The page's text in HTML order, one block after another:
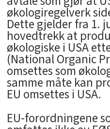
økologiregelverk
Dette gjelder fra 1.
hovedtrekk at
økologiske i USA
(National Organic
omsettes som
samme måte kan
EU omsettes i USA.
EU-forordningene